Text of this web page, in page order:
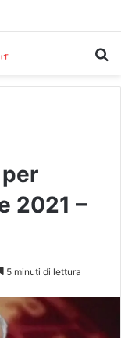
2021 –
5 minuti di lettura